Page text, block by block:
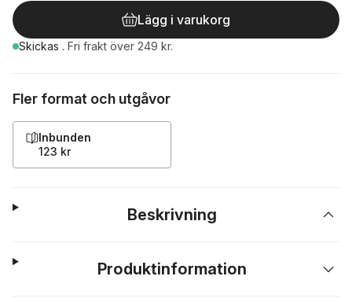
Lägg i varukorg
Skickas . Fri frakt över 249 kr.
Fler format och utgåvor
Inbunden
123 kr
Beskrivning
Produktinformation